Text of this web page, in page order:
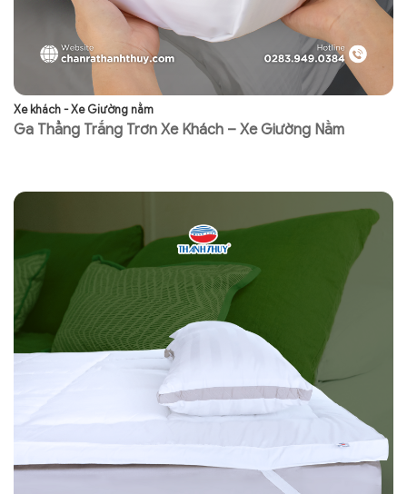
Xe khách - Xe Giường nằm
Ga Thẳng Trắng Trơn Xe Khách – Xe Giường Nằm